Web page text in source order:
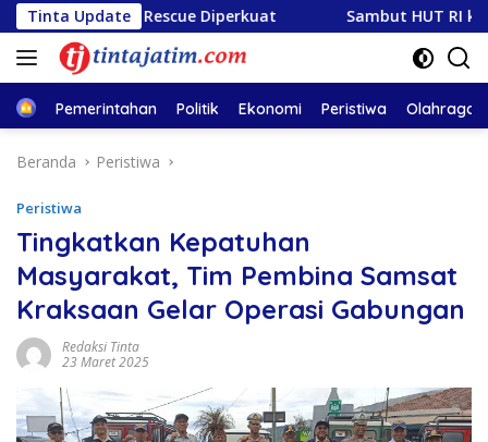
Langsung
ke
konten
Tinta Update
Rescue Diperkuat Sambut HUT RI ke-81, PLN
HomePemerintahan Politik Ekonomi Peristiwa Olahraga
Beranda Peristiwa
Peristiwa
Tingkatkan Kepatuhan
Masyarakat, Tim Pembina Samsat
Kraksaan Gelar Operasi Gabungan
Redaksi Tinta
23 Maret 2025